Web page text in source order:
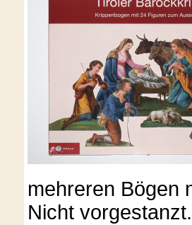
mehreren Bögen
Nicht vorgestanzt.